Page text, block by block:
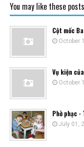
You may like these posts
Cột mốc
October
Vụ kiện
October
Phờ phạc -
July 01,